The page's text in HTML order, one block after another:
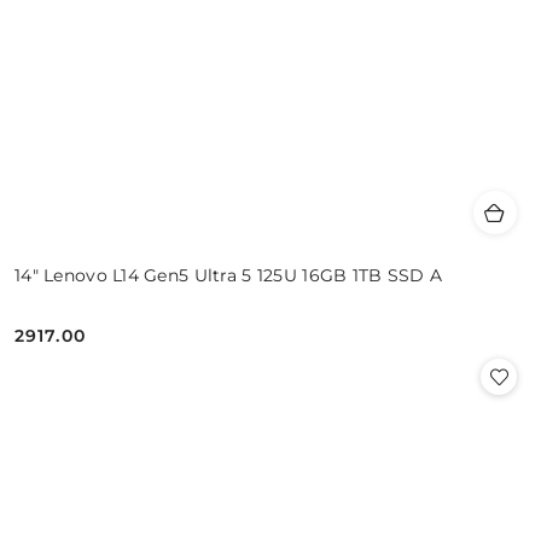
14" Lenovo L14 Gen5 Ultra 5 125U 16GB 1TB SSD A
Cena:
2917.00